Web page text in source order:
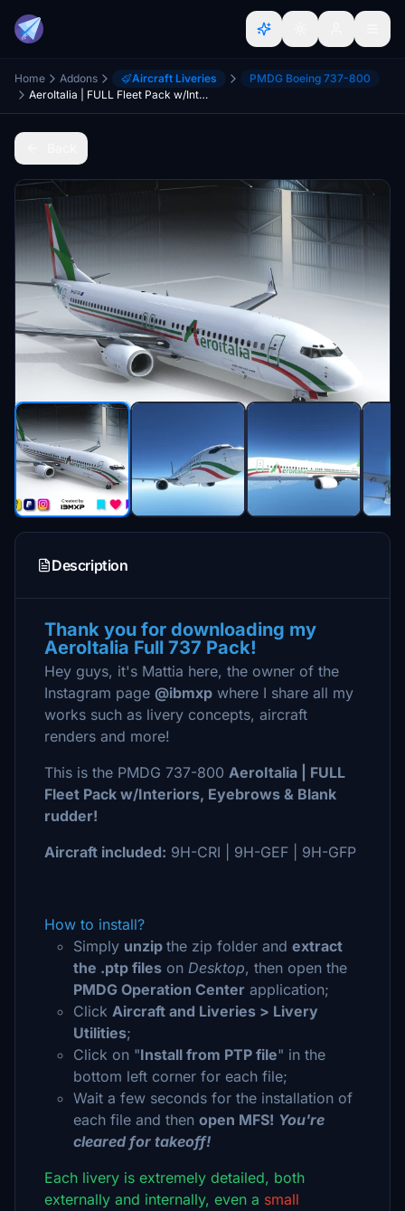
Home Addons Aircraft Liveries
PMDG Boeing 737-800
AeroItalia | FULL Fleet Pack w/Interiors, Eyebrows & Blank rudder
Description
Thank you for downloading my
AeroItalia Full 737 Pack!
Hey guys, it's Mattia here, the owner of the
Instagram page @ibmxp where I share all my
works such as livery concepts, aircraft
renders and more!
This is the PMDG 737-800 AeroItalia | FULL
Fleet Pack w/Interiors, Eyebrows & Blank
rudder!
Aircraft included: 9H-CRI | 9H-GEF | 9H-GFP
How to install?
Simply unzip the zip folder and extract
the .ptp files on Desktop, then open the
PMDG Operation Center application;
Click Aircraft and Liveries > Livery
Utilities;
Click on "Install from PTP file" in the
bottom left corner for each file;
Wait a few seconds for the installation of
each file and then open MFS! You're
cleared for takeoff!
Each livery is extremely detailed, both
externally and internally, even a small